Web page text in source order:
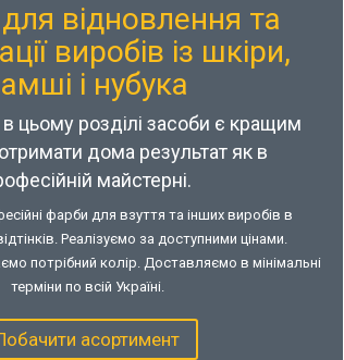
відновлення та
виробів із шкіри,
і нубука
цьому розділі засоби є кращим
дома результат як в
майстерні.
фарби для взуття та інших виробів в
Реалізуємо за доступними цінами.
потрібний колір. Доставляємо в мінімальні
терміни по всій Україні.
асортимент